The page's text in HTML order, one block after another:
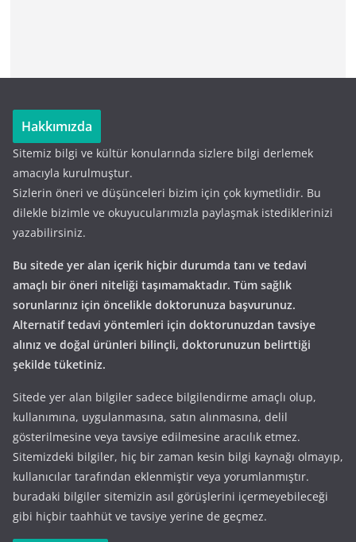
Hakkımızda
Sitemiz bilgi ve kültür konularında sizlere bilgi derlemek
amacıyla kurulmuştur.
Sizlerin öneri ve düşünceleri bizim için çok kıymetlidir. Bu
dilekle bizimle ve okuyucularımızla paylaşmak istediklerinizi
yazabilirsiniz.
Bu sitede yer alan içerik hiçbir durumda tanı ve tedavi
amaçlı bir öneri niteliği taşımamaktadır. Tüm sağlık
sorunlarınız için öncelikle doktorunuza başvurunuz.
Alternatif tedavi yöntemleri için doktorunuzdan tavsiye
alınız ve doğal ürünleri bilinçli, doktorunuzun belirttiği
şekilde tüketiniz.
Sitede yer alan bilgiler sadece bilgilendirme amaçlı olup,
kullanımına, uygulanmasına, satın alınmasına, delil
gösterilmesine veya tavsiye edilmesine aracılık etmez.
Sitemizdeki bilgiler, hiç bir zaman kesin bilgi kaynağı olmayıp,
kullanıcılar tarafından eklenmiştir veya yorumlanmıştır.
buradaki bilgiler sitemizin asıl görüşlerini içermeyebileceği
gibi hiçbir taahhüt ve tavsiye yerine de geçmez.